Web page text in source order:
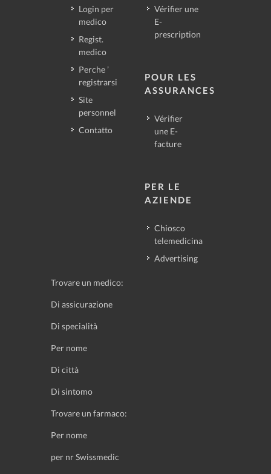
Login per
medico
Regist.
medico
Perche ’
registrarsi
Site
personnel
Contatto
Vérifier une
E-
prescription
POUR LES
ASSURANCES
Vérifier
une E-
facture
PER LE
AZIENDE
Chiosco
telemedicina
Advertising
Trovare un medico:
Di assicurazione
Di specialità
Per nome
Di città
Di sintomo
Trovare un farmaco:
Per nome
per nr Swissmedic